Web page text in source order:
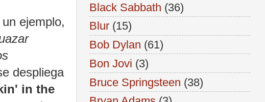
ejemplo,
despliega
in the
Black Sabbath (36)
Blur (15)
Bob Dylan (61)
Bon Jovi (3)
Bruce Springsteen (38)